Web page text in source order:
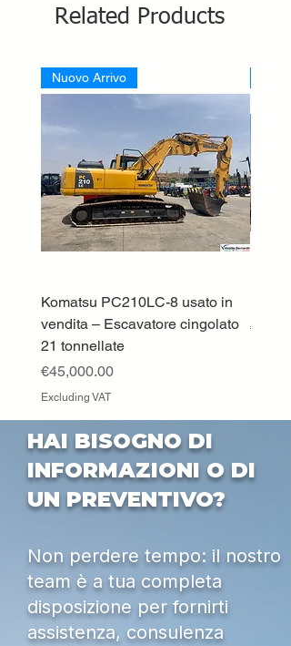
Related Products
Nuovo Arrivo
Komatsu PC210LC-8 usato in
vendita – Escavatore cingolato
21 tonnellate
Price
€45,000.00
Excluding VAT
Price
HAI BISOGNO DI
INFORMAZIONI O DI
UN PREVENTIVO?
Non perdere tempo: il nostro
team è a tua completa
disposizione per fornirti
assistenza, consulenza